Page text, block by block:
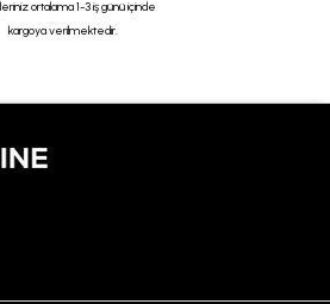
ortalama 1-3 iş günü içinde
kargoya verilmektedir.